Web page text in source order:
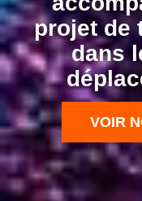
projet de
dans
VOIR